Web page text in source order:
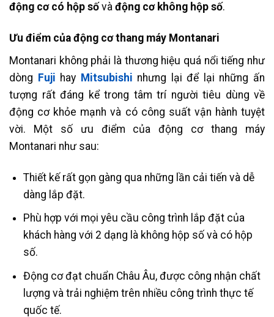
động cơ có hộp số và động cơ không hộp số.
Ưu điểm của động cơ thang máy Montanari
Montanari không phải là thương hiệu quá nổi tiếng như
dòng Fuji hay Mitsubishi nhưng lại để lại những ấn
tượng rất đáng kể trong tâm trí người tiêu dùng về
động cơ khỏe mạnh và có công suất vận hành tuyệt
vời. Một số ưu điểm của động cơ thang máy
Montanari như sau:
Thiết kế rất gọn gàng qua những lần cải tiến và dễ
dàng lắp đặt.
Phù hợp với mọi yêu cầu công trình lắp đặt của
khách hàng với 2 dạng là không hộp số và có hộp
số.
Động cơ đạt chuẩn Châu Âu, được công nhận chất
lượng và trải nghiệm trên nhiều công trình thực tế
quốc tế.